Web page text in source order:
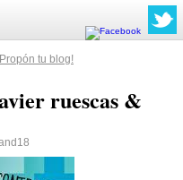
tu blog!
ruescas &